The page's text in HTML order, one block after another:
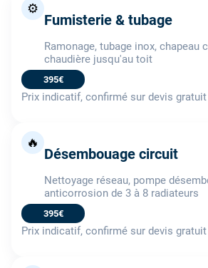
⚙️
Fumisterie & tubage
Ramonage, tubage inox, chapeau
chaudière jusqu'au toit
395€
Prix indicatif, confirmé sur devis gratuit
🔥
Désembouage circuit
Nettoyage réseau, pompe
anticorrosion de 3 à 8 radiateurs
395€
Prix indicatif, confirmé sur devis gratuit